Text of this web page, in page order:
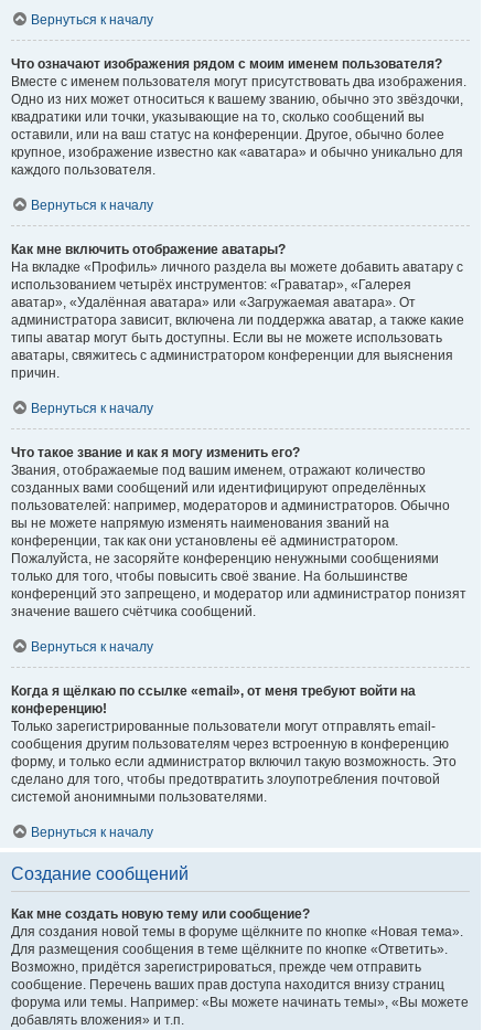
Вернуться к началу
Что означают изображения рядом с моим именем пользователя?
Вместе с именем пользователя могут присутствовать два изображения.
Одно из них может относиться к вашему званию, обычно это звёздочки,
квадратики или точки, указывающие на то, сколько сообщений вы
оставили, или на ваш статус на конференции. Другое, обычно более
крупное, изображение известно как «аватара» и обычно уникально для
каждого пользователя.
Вернуться к началу
Как мне включить отображение аватары?
На вкладке «Профиль» личного раздела вы можете добавить аватару с
использованием четырёх инструментов: «Граватар», «Галерея
аватар», «Удалённая аватара» или «Загружаемая аватара». От
администратора зависит, включена ли поддержка аватар, а также какие
типы аватар могут быть доступны. Если вы не можете использовать
аватары, свяжитесь с администратором конференции для выяснения
причин.
Вернуться к началу
Что такое звание и как я могу изменить его?
Звания, отображаемые под вашим именем, отражают количество
созданных вами сообщений или идентифицируют определённых
пользователей: например, модераторов и администраторов. Обычно
вы не можете напрямую изменять наименования званий на
конференции, так как они установлены её администратором.
Пожалуйста, не засоряйте конференцию ненужными сообщениями
только для того, чтобы повысить своё звание. На большинстве
конференций это запрещено, и модератор или администратор понизят
значение вашего счётчика сообщений.
Вернуться к началу
Когда я щёлкаю по ссылке «email», от меня требуют войти на
конференцию!
Только зарегистрированные пользователи могут отправлять email-
сообщения другим пользователям через встроенную в конференцию
форму, и только если администратор включил такую возможность. Это
сделано для того, чтобы предотвратить злоупотребления почтовой
системой анонимными пользователями.
Вернуться к началу
Создание сообщений
Как мне создать новую тему или сообщение?
Для создания новой темы в форуме щёлкните по кнопке «Новая тема».
Для размещения сообщения в теме щёлкните по кнопке «Ответить».
Возможно, придётся зарегистрироваться, прежде чем отправить
сообщение. Перечень ваших прав доступа находится внизу страниц
форума или темы. Например: «Вы можете начинать темы», «Вы можете
добавлять вложения» и т.п.